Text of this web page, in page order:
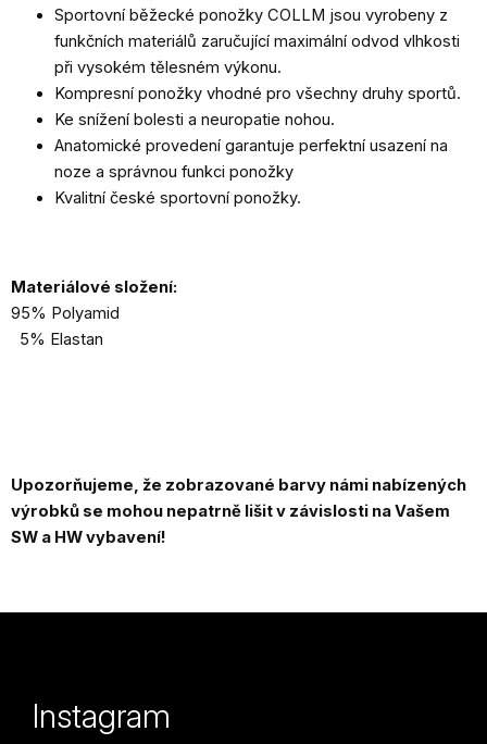
Sportovní běžecké ponožky COLLM jsou vyrobeny z
funkčních materiálů zaručující maximální odvod vlhkosti
při vysokém tělesném výkonu.
Kompresní ponožky vhodné pro všechny druhy sportů.
Ke snížení bolesti a neuropatie nohou.
Anatomické provedení garantuje perfektní usazení na
noze a správnou funkci ponožky
Kvalitní české sportovní ponožky.
Materiálové složení:
95% Polyamid
5% Elastan
Upozorňujeme, že zobrazované barvy námi nabízených
výrobků se mohou nepatrně lišit v závislosti na Vašem
SW a HW vybavení!
Instagram